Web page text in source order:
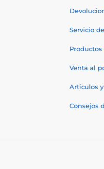
Servicio
Venta al
Artículos
Consejos